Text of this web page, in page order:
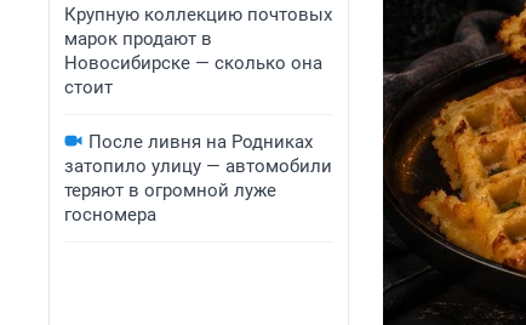
Крупную коллекцию почтовых
марок продают в
Новосибирске — сколько она
стоит
После ливня на Родниках
затопило улицу — автомобили
теряют в огромной луже
госномера